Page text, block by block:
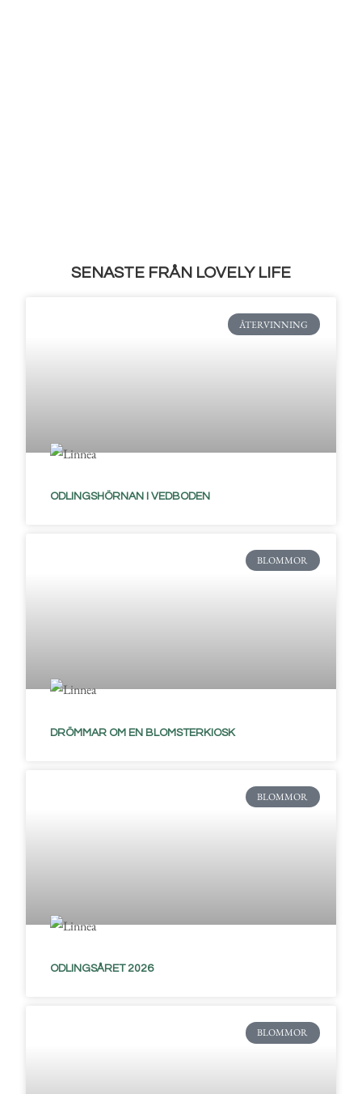
SENASTE FRÅN LOVELY LIFE
ÅTERVINNING
ODLINGSHÖRNAN I VEDBODEN
BLOMMOR
DRÖMMAR OM EN BLOMSTERKIOSK
BLOMMOR
ODLINGSÅRET 2026
BLOMMOR